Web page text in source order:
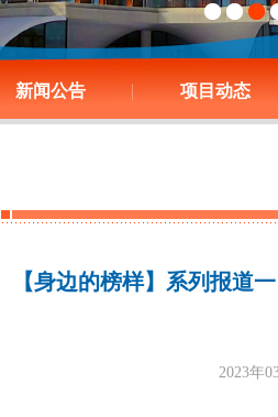
新闻公告 项目动态
【身边的榜样】系列报道
2023年